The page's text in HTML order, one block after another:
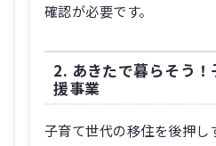
確認が必要です。
2. あきたで暮らそう
援事業
子育て世代の移住を後押し